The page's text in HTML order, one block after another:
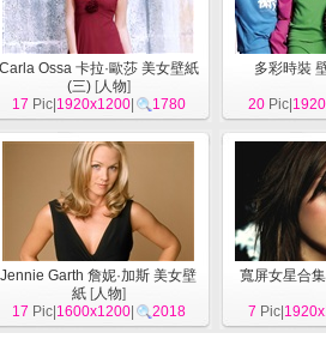
Carla Ossa 卡拉·歐莎 美女壁紙
(三)[人物]
17 Pic| 1920x1200| 1780
多彩時裝
20 Pic|
Jennie Garth 詹妮·加斯 美女壁
紙[人物]
17 Pic| 1600x1200| 2018
寬屏女星合
7 Pic|